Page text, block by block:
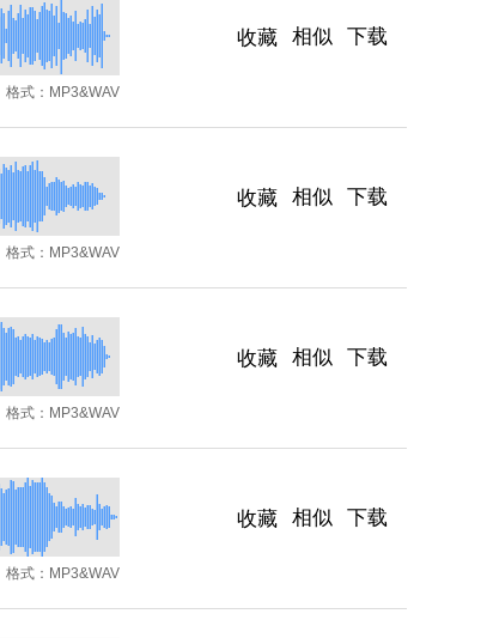
格式： MP3&WAV
收藏 相似 下载
格式： MP3&WAV
收藏 相似 下载
格式： MP3&WAV
收藏 相似 下载
格式： MP3&WAV
收藏 相似 下载